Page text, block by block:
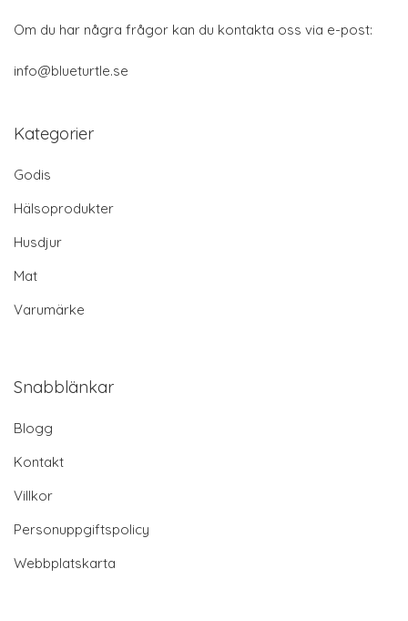
Om du har några frågor kan du kontakta oss via e-post:
info@blueturtle.se
Kategorier
Godis
Hälsoprodukter
Husdjur
Mat
Varumärke
Snabblänkar
Blogg
Kontakt
Villkor
Personuppgiftspolicy
Webbplatskarta